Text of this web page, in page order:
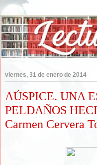
viernes, 31 de enero de 2014
AÚSPICE. UNA
PELDAÑOS
Carmen Cervera